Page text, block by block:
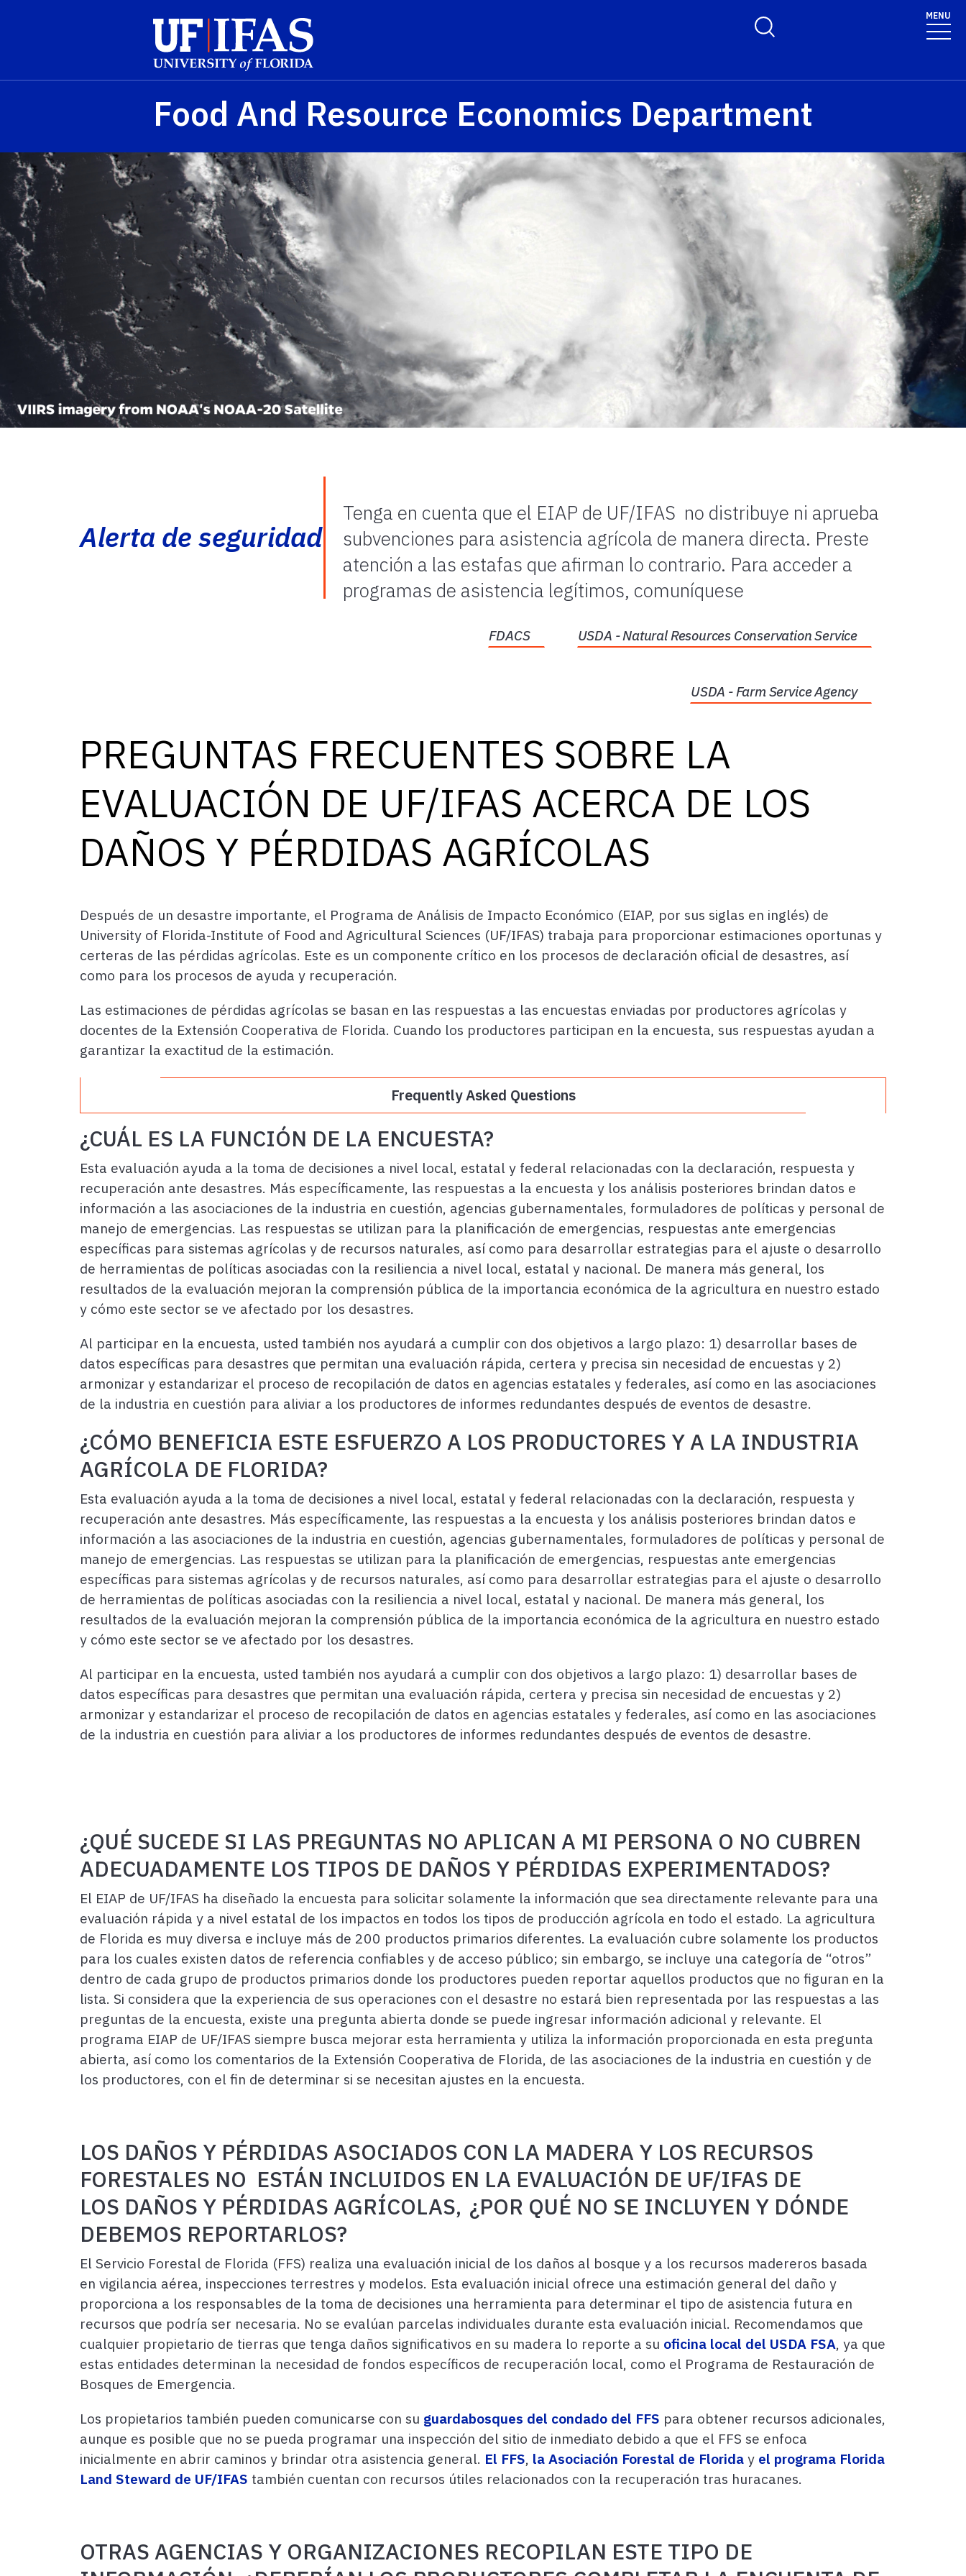
Toggle Search Form MENU
Food And Resource Economics Department
Alerta de seguridad
Tenga en cuenta que el EIAP de UF/IFAS no distribuye ni aprueba
subvenciones para asistencia agrícola de manera directa. Preste
atención a las estafas que afirman lo contrario. Para acceder a
programas de asistencia legítimos, comuníquese
USDA - Natural Resources Conservation Service
FDACS
USDA - Farm Service Agency
PREGUNTAS FRECUENTES SOBRE LA
EVALUACIÓN DE UF/IFAS ACERCA DE LOS
DAÑOS Y PÉRDIDAS AGRÍCOLAS
Después de un desastre importante, el Programa de Análisis de Impacto Económico (EIAP, por sus siglas en inglés) de
University of Florida-Institute of Food and Agricultural Sciences (UF/IFAS) trabaja para proporcionar estimaciones oportunas y
certeras de las pérdidas agrícolas. Este es un componente crítico en los procesos de declaración oficial de desastres, así
como para los procesos de ayuda y recuperación.
Las estimaciones de pérdidas agrícolas se basan en las respuestas a las encuestas enviadas por productores agrícolas y
docentes de la Extensión Cooperativa de Florida. Cuando los productores participan en la encuesta, sus respuestas ayudan a
garantizar la exactitud de la estimación.
Frequently Asked Questions
¿CUÁL ES LA FUNCIÓN DE LA ENCUESTA?
Esta evaluación ayuda a la toma de decisiones a nivel local, estatal y federal relacionadas con la declaración, respuesta y
recuperación ante desastres. Más específicamente, las respuestas a la encuesta y los análisis posteriores brindan datos e
información a las asociaciones de la industria en cuestión, agencias gubernamentales, formuladores de políticas y personal de
manejo de emergencias. Las respuestas se utilizan para la planificación de emergencias, respuestas ante emergencias
específicas para sistemas agrícolas y de recursos naturales, así como para desarrollar estrategias para el ajuste o desarrollo
de herramientas de políticas asociadas con la resiliencia a nivel local, estatal y nacional. De manera más general, los
resultados de la evaluación mejoran la comprensión pública de la importancia económica de la agricultura en nuestro estado
y cómo este sector se ve afectado por los desastres.
Al participar en la encuesta, usted también nos ayudará a cumplir con dos objetivos a largo plazo: 1) desarrollar bases de
datos específicas para desastres que permitan una evaluación rápida, certera y precisa sin necesidad de encuestas y 2)
armonizar y estandarizar el proceso de recopilación de datos en agencias estatales y federales, así como en las asociaciones
de la industria en cuestión para aliviar a los productores de informes redundantes después de eventos de desastre.
¿CÓMO BENEFICIA ESTE ESFUERZO A LOS PRODUCTORES Y A LA INDUSTRIA
AGRÍCOLA DE FLORIDA?
Esta evaluación ayuda a la toma de decisiones a nivel local, estatal y federal relacionadas con la declaración, respuesta y
recuperación ante desastres. Más específicamente, las respuestas a la encuesta y los análisis posteriores brindan datos e
información a las asociaciones de la industria en cuestión, agencias gubernamentales, formuladores de políticas y personal de
manejo de emergencias. Las respuestas se utilizan para la planificación de emergencias, respuestas ante emergencias
específicas para sistemas agrícolas y de recursos naturales, así como para desarrollar estrategias para el ajuste o desarrollo
de herramientas de políticas asociadas con la resiliencia a nivel local, estatal y nacional. De manera más general, los
resultados de la evaluación mejoran la comprensión pública de la importancia económica de la agricultura en nuestro estado
y cómo este sector se ve afectado por los desastres.
Al participar en la encuesta, usted también nos ayudará a cumplir con dos objetivos a largo plazo: 1) desarrollar bases de
datos específicas para desastres que permitan una evaluación rápida, certera y precisa sin necesidad de encuestas y 2)
armonizar y estandarizar el proceso de recopilación de datos en agencias estatales y federales, así como en las asociaciones
de la industria en cuestión para aliviar a los productores de informes redundantes después de eventos de desastre.
¿QUÉ SUCEDE SI LAS PREGUNTAS NO APLICAN A MI PERSONA O NO CUBREN
ADECUADAMENTE LOS TIPOS DE DAÑOS Y PÉRDIDAS EXPERIMENTADOS?
El EIAP de UF/IFAS ha diseñado la encuesta para solicitar solamente la información que sea directamente relevante para una
evaluación rápida y a nivel estatal de los impactos en todos los tipos de producción agrícola en todo el estado. La agricultura
de Florida es muy diversa e incluye más de 200 productos primarios diferentes. La evaluación cubre solamente los productos
para los cuales existen datos de referencia confiables y de acceso público; sin embargo, se incluye una categoría de “otros”
dentro de cada grupo de productos primarios donde los productores pueden reportar aquellos productos que no figuran en la
lista. Si considera que la experiencia de sus operaciones con el desastre no estará bien representada por las respuestas a las
preguntas de la encuesta, existe una pregunta abierta donde se puede ingresar información adicional y relevante. El
programa EIAP de UF/IFAS siempre busca mejorar esta herramienta y utiliza la información proporcionada en esta pregunta
abierta, así como los comentarios de la Extensión Cooperativa de Florida, de las asociaciones de la industria en cuestión y de
los productores, con el fin de determinar si se necesitan ajustes en la encuesta.
LOS DAÑOS Y PÉRDIDAS ASOCIADOS CON LA MADERA Y LOS RECURSOS
FORESTALES NO ESTÁN INCLUIDOS EN LA EVALUACIÓN DE UF/IFAS DE
LOS DAÑOS Y PÉRDIDAS AGRÍCOLAS, ¿POR QUÉ NO SE INCLUYEN Y DÓNDE
DEBEMOS REPORTARLOS?
El Servicio Forestal de Florida (FFS) realiza una evaluación inicial de los daños al bosque y a los recursos madereros basada
en vigilancia aérea, inspecciones terrestres y modelos. Esta evaluación inicial ofrece una estimación general del daño y
proporciona a los responsables de la toma de decisiones una herramienta para determinar el tipo de asistencia futura en
recursos que podría ser necesaria. No se evalúan parcelas individuales durante esta evaluación inicial. Recomendamos que
cualquier propietario de tierras que tenga daños significativos en su madera lo reporte a su oficina local del USDA FSA, ya que
estas entidades determinan la necesidad de fondos específicos de recuperación local, como el Programa de Restauración de
Bosques de Emergencia.
Los propietarios también pueden comunicarse con su guardabosques del condado del FFS para obtener recursos adicionales,
aunque es posible que no se pueda programar una inspección del sitio de inmediato debido a que el FFS se enfoca
inicialmente en abrir caminos y brindar otra asistencia general. El FFS, la Asociación Forestal de Florida y el programa Florida
Land Steward de UF/IFAS también cuentan con recursos útiles relacionados con la recuperación tras huracanes.
OTRAS AGENCIAS Y ORGANIZACIONES RECOPILAN ESTE TIPO DE